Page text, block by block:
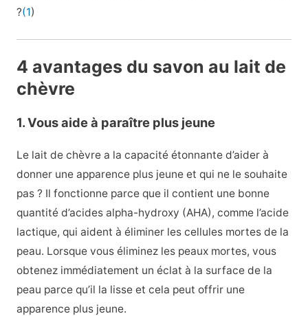
?(1)
4 avantages du savon au lait de
chèvre
1. Vous aide à paraître plus jeune
Le lait de chèvre a la capacité étonnante d’aider à
donner une apparence plus jeune et qui ne le souhaite
pas ? Il fonctionne parce que il contient une bonne
quantité d’acides alpha-hydroxy (AHA), comme l’acide
lactique, qui aident à éliminer les cellules mortes de la
peau. Lorsque vous éliminez les peaux mortes, vous
obtenez immédiatement un éclat à la surface de la
peau parce qu’il la lisse et cela peut offrir une
apparence plus jeune.